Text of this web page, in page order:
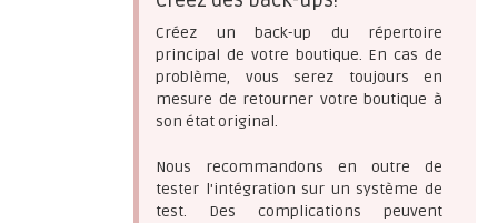
Créez un back-up du répertoire
principal de votre boutique. En cas de
problème, vous serez toujours en
mesure de retourner votre boutique à
son état original.
Nous recommandons en outre de
tester l'intégration sur un système de
test. Des complications peuvent